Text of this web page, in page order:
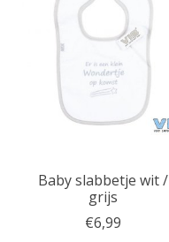
Baby slabbetje wit /
grijs
€6,99